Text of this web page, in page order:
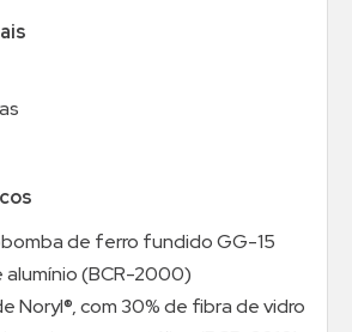
de ferro fundido GG-15
(BCR-2000)
Noryl®, com 30% de fibra de vidro